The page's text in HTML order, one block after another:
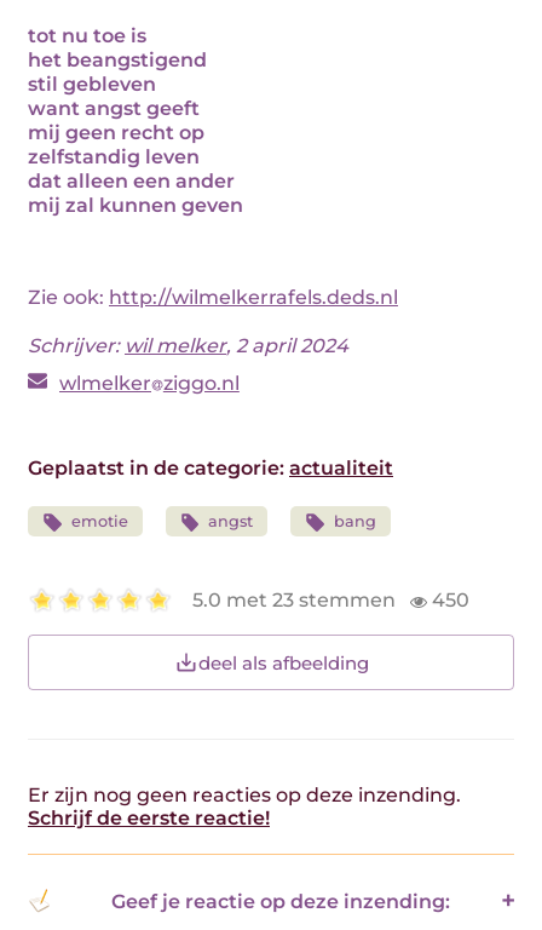
tot nu toe is
het beangstigend
stil gebleven
want angst geeft
mij geen recht op
zelfstandig leven
dat alleen een ander
mij zal kunnen geven
Zie ook: http://wilmelkerrafels.deds.nl
Schrijver: wil melker, 2 april 2024
wlmelker ziggo.nl
Geplaatst in de categorie: actualiteit
emotie angst bang
5.0 met 23 stemmen 450
deel als afbeelding
Er zijn nog geen reacties op deze inzending.
Schrijf de eerste reactie!
Geef je reactie op deze inzending: